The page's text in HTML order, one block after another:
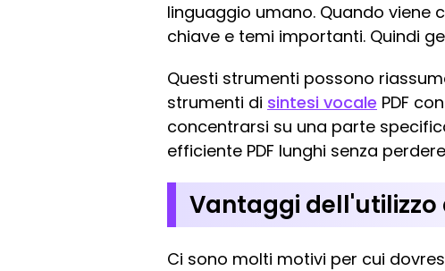
linguaggio umano. Quando viene
chiave e temi importanti. Quindi
Questi strumenti possono
strumenti di sintesi vocale PDF
concentrarsi su una parte
efficiente PDF lunghi senza
Vantaggi dell'utilizzo
Ci sono molti motivi per cui